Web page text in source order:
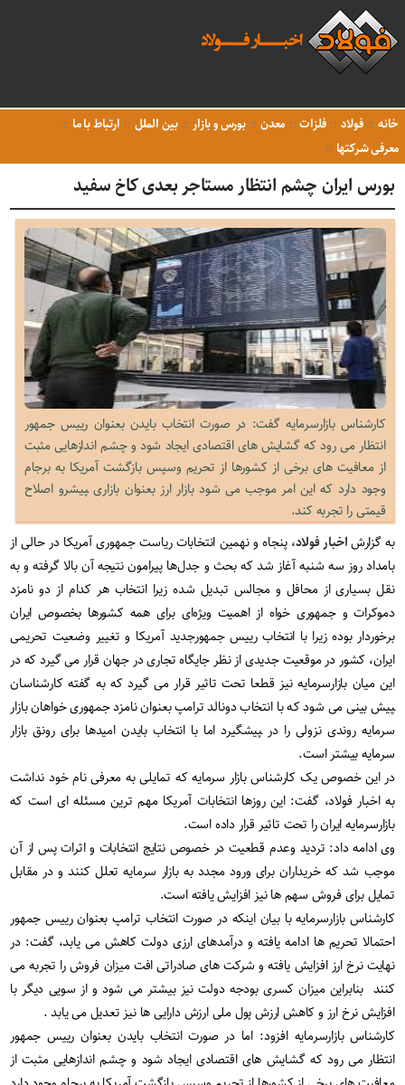
خانه فولاد فلزات معدن بورس و بازار بین الملل
ارتباط با ما
معرفی شرکتها
بورس ایران چشم انتظار مستاجر بعدی کاخ سفید
کارشناس بازارسرمایه گفت: در صورت انتخاب بایدن بعنوان رییس جمهور
انتظار می رود که گشایش های اقتصادی ایجاد شود و چشم اندازهایی مثبت
از معافیت های برخی از کشورها از تحریم وس‍پس بازگشت آمریکا به برجام
وجود دارد که این امر موجب می شود بازار ارز بعنوان بازاری ‍‍‍پيشرو اصلاح
قیمتی را تجربه کند.
به گزارشاخبار فولاد، پنجاه و نهمین انتخابات ریاست جمهوری آمریکا در حالی از
بامداد روز سه شنبه آغاز شد که بحث و جدل‌ها پیرامون نتیجه آن بالا گرفته و به
نقل بسیاری از محافل و مجالس تبدیل شده زیرا انتخاب هر کدام از دو نامزد
دموکرات و جمهوری خواه از اهمیت ویژه‌ای برای همه کشورها بخصوص ایران
برخوردار بوده زیرا با انتخاب رییس جمهورجدید آمریکا و تغییر وضعیت تحریمی
ایران، کشور در موقعیت جدیدی از نظر جایگاه تجاری در جهان قرار می گیرد که در
این میان بازارسرمایه نیز قطعا تحت تاثیر قرار می گیرد که به گفته کارشناسان
‍‍‍‍‍‍پیش بینی می شود که با انتخاب دونالد ترامپ بعنوان نامزد جمهوری خواهان بازار
سرمایه روندی نزولی را در ‍‍‍‍‍‍پیشگیرد اما با انتخاب بایدن امیدها برای رونق بازار
سرمایه بیشتر است.
در این خصوص یک کارشناس بازار سرمایه که تمایلی به معرفی نام خود نداشت
به اخبار فولاد، گفت: این روزها انتخابات آمریکا مهم ترین مسئله ای است که
بازارسرمایه ایران را تحت تاثیر قرار داده است.
وی ادامه داد: تردید وعدم قطعیت در خصوص نتایج انتخابات و اثرات پس از آن
موجب شد که خریداران برای ورود مجدد به بازار سرمایه تعلل کنند و در مقابل
تمایل برای فروش سهم ها نیز افزایش یافته است.
کارشناس بازارسرمایه با بیان اینکه در صورت انتخاب ترامپ بعنوان رییس جمهور
احتمالا تحریم ها ادامه یافته و درآمدهای ارزی دولت کاهش می یابد، گفت: در
نهایت نرخ ارز افزایش یافته و شرکت های صادراتی افت میزان فروش را تجربه می
کنند بنابراین میزان کسری بودجه دولت نیز بیشتر می شود و از سویی دیگر با
افزایش نرخ ارز و کاهش ارزش پول ملی ارزش دارایی ها نیز تعدیل می یابد .
کارشناس بازارسرمایه افزود: اما در صورت انتخاب بایدن بعنوان رییس جمهور
انتظار می رود که گشایش های اقتصادی ایجاد شود و چشم اندازهایی مثبت از